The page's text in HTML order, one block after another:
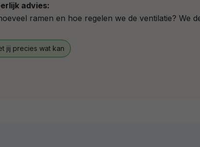
advies:
ramen en hoe regelen we de ventilatie? We
jij precies wat kan